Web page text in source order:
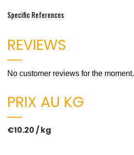
Specific References
REVIEWS
No customer reviews for the moment.
PRIX AU KG
€10.20 / kg